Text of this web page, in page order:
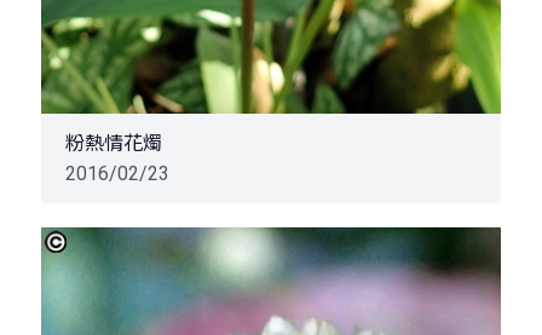
粉熱情花燭
2016/02/23